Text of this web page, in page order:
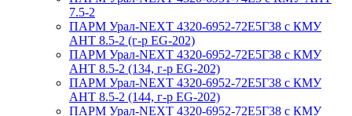
7.5-2
ПАРМ Урал-NEXT 4320-6952-72Е5Г38 с КМУ
АНТ 8.5-2 (г-р EG-202)
ПАРМ Урал-NEXT 4320-6952-72Е5Г38 с КМУ
АНТ 8.5-2 (134, г-р EG-202)
ПАРМ Урал-NEXT 4320-6952-72Е5Г38 с КМУ
АНТ 8.5-2 (144, г-р EG-202)
ПАРМ Урал-NEXT 4320-6952-72Е5Г38 с КМУ